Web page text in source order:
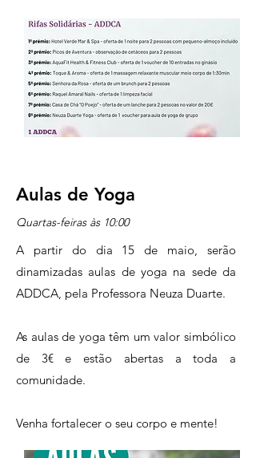
Aulas de Yoga
Quartas-feiras às 10:00
A partir do dia 15 de maio, serão
dinamizadas aulas de yoga na sede da
ADDCA, pela Professora Neuza Duarte.
As aulas de yoga têm um valor simbólico
de 3€ e estão abertas a toda a
comunidade.
Venha fortalecer o seu corpo e mente!